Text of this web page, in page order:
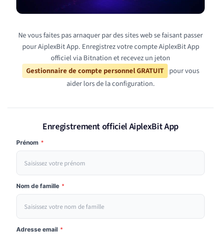
Ne vous faites pas arnaquer par des sites web se faisant passer
pour AiplexBit App. Enregistrez votre compte AiplexBit App
officiel via Bitnation et recevez un jeton
Gestionnaire de compte personnel GRATUIT pour vous
aider lors de la configuration.
Enregistrement officiel AiplexBit App
Prénom *
Nom de famille *
Adresse email *